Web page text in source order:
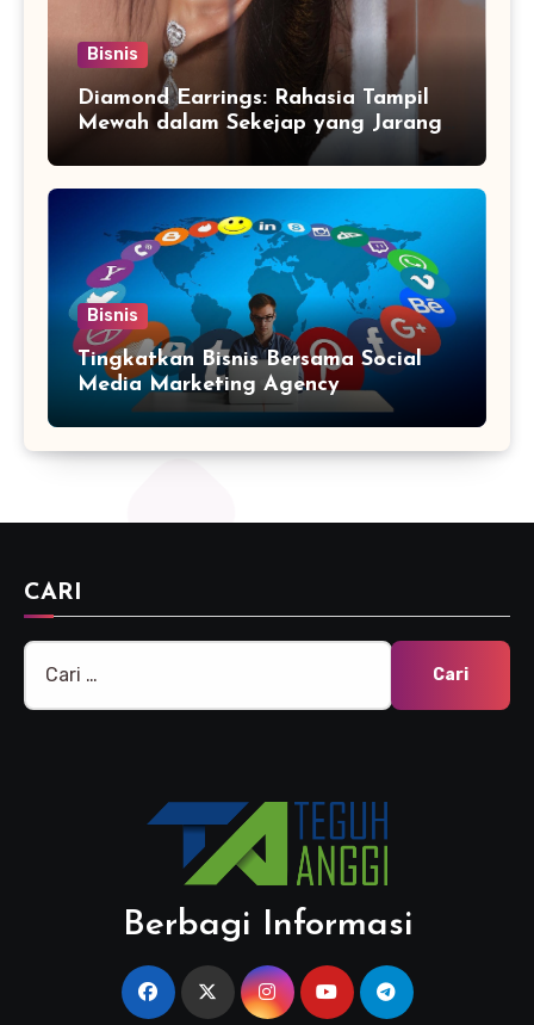
Bisnis
Diamond Earrings: Rahasia Tampil
Mewah dalam Sekejap yang Jarang
Bisnis
Tingkatkan Bisnis Bersama Social
Media Marketing Agency
CARI
Cari
untuk:
Berbagi Informasi